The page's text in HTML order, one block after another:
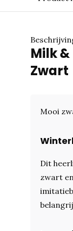
Milk
Zwart
Mooi
Dit
zwart